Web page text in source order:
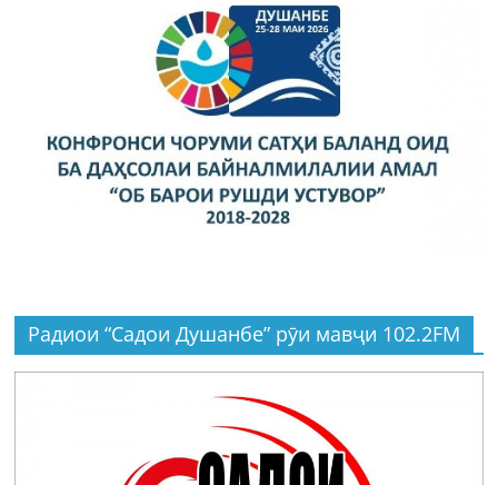
Радиои “Садои Душанбе” рӯи мавҷи 102.2FM